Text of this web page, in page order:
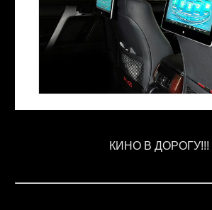
КИНО В ДОРОГУ!!!